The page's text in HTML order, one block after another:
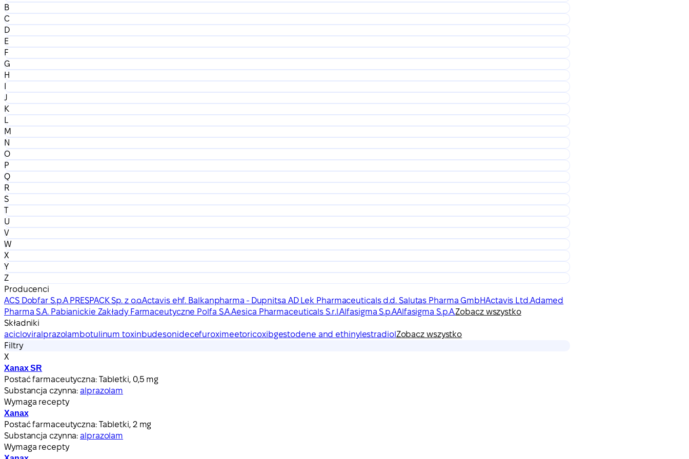
B
C
D
E
F
G
H
I
J
K
L
M
N
O
P
Q
R
S
T
U
V
W
X
Y
Z
Producenci
ACS Dobfar S.p.A PRESPACK Sp. z o.o.Actavis ehf. Balkanpharma - Dupnitsa AD Lek Pharmaceuticals d.d. Salutas Pharma GmbHActavis Ltd.Adamed
Pharma S.A. Pabianickie Zakłady Farmaceutyczne Polfa S.A.Aesica Pharmaceuticals S.r.l.Alfasigma S.p.AAlfasigma S.p.A.Zobacz wszystko
Składniki
acicloviralprazolambotulinum toxinbudesonidecefuroximeetoricoxibgestodene and ethinylestradiolZobacz wszystko
Filtry
X
Xanax SR
Postać farmaceutyczna: Tabletki, 0,5 mg
Substancja czynna:alprazolam
Wymaga recepty
Xanax
Postać farmaceutyczna: Tabletki, 2 mg
Substancja czynna:alprazolam
Wymaga recepty